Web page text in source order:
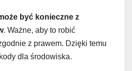
być konieczne z
. Ważne, aby to robić
z prawem. Dzięki temu
dla środowiska.